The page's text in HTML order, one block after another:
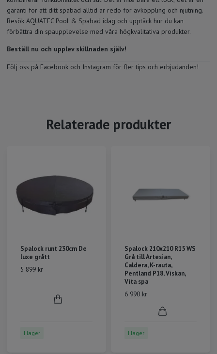
garanti för att ditt spabad alltid är redo för avkoppling och njutning.
Besök AQUATEC Pool & Spabad idag och upptäck hur du kan
förbättra din spaupplevelse med våra högkvalitativa produkter.
Beställ nu och upplev skillnaden själv!
Följ oss på Facebook och Instagram för fler tips och erbjudanden!
Relaterade produkter
Spalock runt 230cm De
luxe grått
5 899 kr
I lager
Spalock 210x210 R15 WS
Grå till Artesian,
Caldera, K-rauta,
Pentland P18, Viskan,
Vita spa
6 990 kr
I lager